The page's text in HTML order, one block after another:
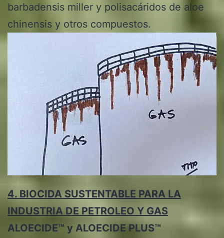
barbadensis miller y polisacáridos de aloe
chinensis y otros compuestos.
4. BIOCIDA SUSTENTABLE PARA LA
INDUSTRIA DE PETROLEO Y GAS
ALOECIDE™ y ALOECIDE PLUS™